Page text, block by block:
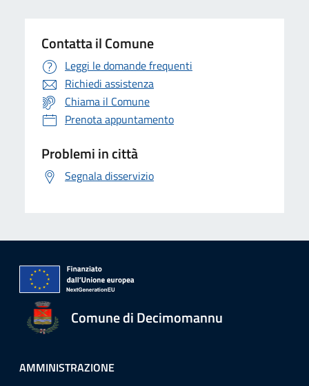
Contatta il Comune
Leggi le domande frequenti
Richiedi assistenza
Chiama il Comune
Prenota appuntamento
Problemi in città
Segnala disservizio
Comune di Decimomannu
AMMINISTRAZIONE